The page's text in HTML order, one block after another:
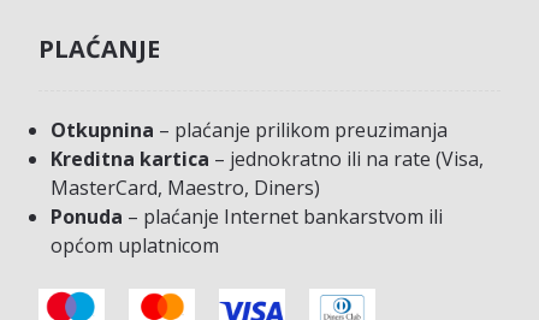
PLAĆANJE
Otkupnina – plaćanje prilikom preuzimanja
Kreditna kartica – jednokratno ili na rate (Visa,
MasterCard, Maestro, Diners)
Ponuda – plaćanje Internet bankarstvom ili
općom uplatnicom